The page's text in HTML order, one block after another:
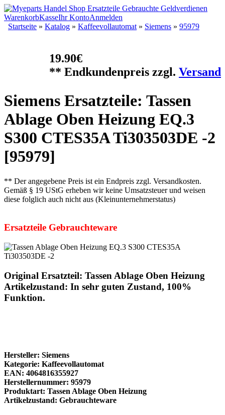
WarenkorbKasseIhr KontoAnmelden
Startseite » Katalog » Kaffeevollautomat » Siemens » 95979
19.90€
** Endkundenpreis zzgl. Versand
Siemens Ersatzteile: Tassen
Ablage Oben Heizung EQ.3
S300 CTES35A Ti303503DE -2
[95979]
** Der angegebene Preis ist ein Endpreis zzgl. Versandkosten.
Gemäß § 19 UStG erheben wir keine Umsatzsteuer und weisen
diese folglich auch nicht aus (Kleinunternehmerstatus)
Ersatzteile Gebrauchteware
Original Ersatzteil: Tassen Ablage Oben Heizung
Artikelzustand: In sehr guten Zustand, 100%
Funktion.
Hersteller: Siemens
Kategorie: Kaffeevollautomat
EAN: 4064816355927
Herstellernummer: 95979
Produktart: Tassen Ablage Oben Heizung
Artikelzustand: Gebrauchteware